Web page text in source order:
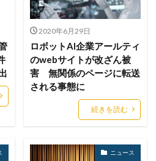
ファームウェア
ファイブ・アイズ
ファイル
ルレス攻撃
フィッシング
フィッシングメール
対処すべきか?
ー
フォレンジック
2020年6月29日
ロボットAI企業アールティ
のwebサイトが改ざん被
害 無関係のページに転送
される事態に
続きを読む
ニュース